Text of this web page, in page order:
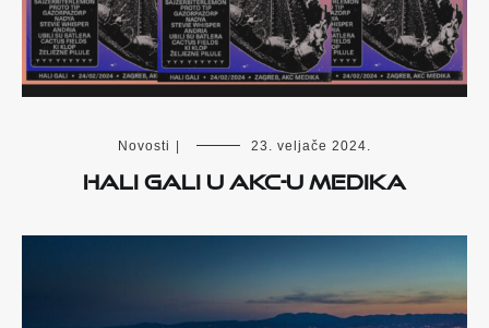
Novosti 23. veljače 2024.
Hali Gali u AKC-u Medika